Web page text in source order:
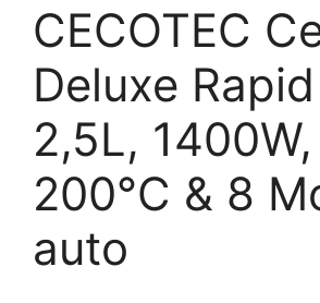
CECOTEC
Deluxe
2,5L,
200°C & 8
auto